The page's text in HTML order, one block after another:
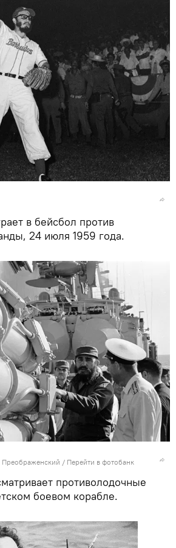
в бейсбол против
24 июля 1959 года.
/ Перейти в фотобанк
противолодочные
боевом корабле.